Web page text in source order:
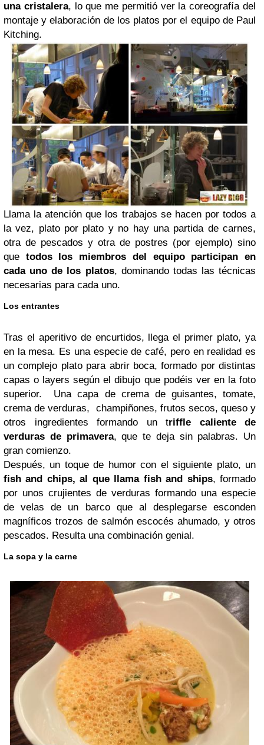
una cristalera, lo que me permitió ver la coreografía del
montaje y elaboración de los platos por el equipo de Paul
Kitching.
Llama la atención que los trabajos se hacen por todos a
la vez, plato por plato y no hay una partida de carnes,
otra de pescados y otra de postres (por ejemplo) sino
que todos los miembros del equipo participan en
cada uno de los platos, dominando todas las técnicas
necesarias para cada uno.
Los entrantes
Tras el aperitivo de encurtidos, llega el primer plato, ya
en la mesa. Es una especie de café, pero en realidad es
un complejo plato para abrir boca, formado por distintas
capas o layers según el dibujo que podéis ver en la foto
superior. Una capa de crema de guisantes, tomate,
crema de verduras, champiñones, frutos secos, queso y
otros ingredientes formando un triffle caliente de
verduras de primavera, que te deja sin palabras. Un
gran comienzo.
Después, un toque de humor con el siguiente plato, un
fish and chips, al que llama fish and ships, formado
por unos crujientes de verduras formando una especie
de velas de un barco que al desplegarse esconden
magníficos trozos de salmón escocés ahumado, y otros
pescados. Resulta una combinación genial.
La sopa y la carne